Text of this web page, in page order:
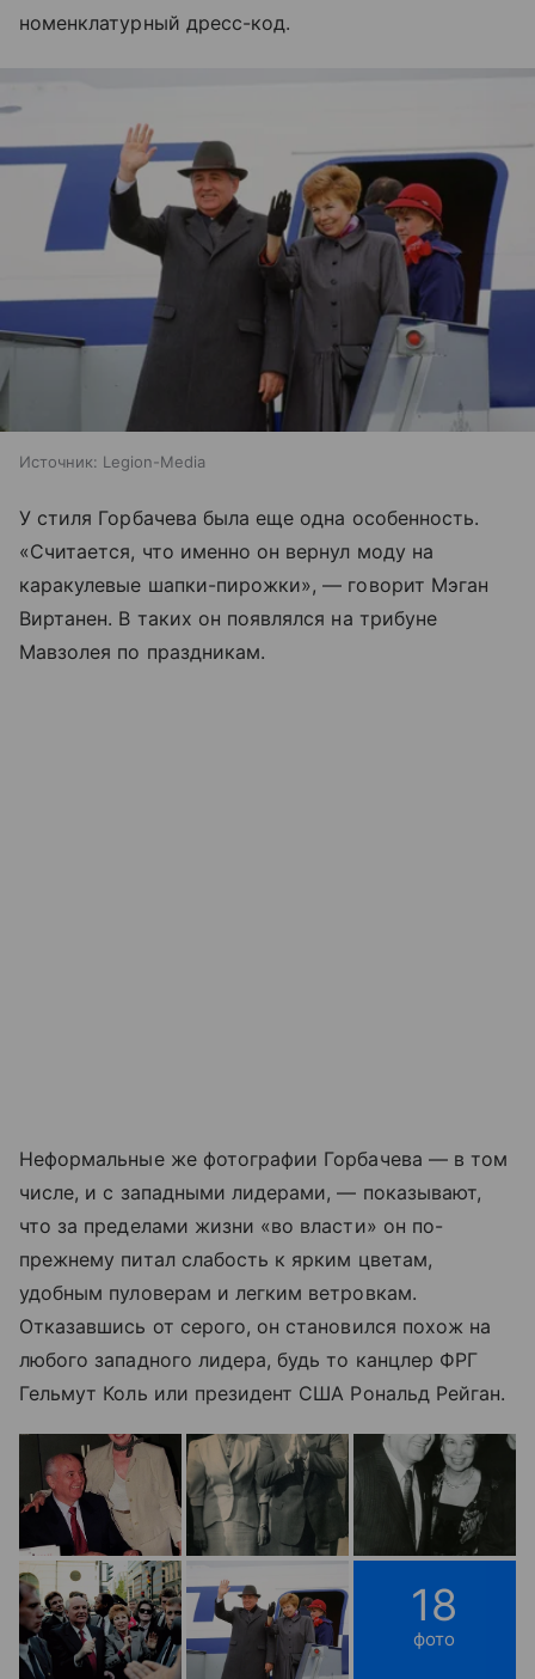
номенклатурный дресс-код.
Источник: Legion-Media
У стиля Горбачева была еще одна особенность.
«Считается, что именно он вернул моду на
каракулевые шапки-пирожки», — говорит Мэган
Виртанен. В таких он появлялся на трибуне
Мавзолея по праздникам.
Неформальные же фотографии Горбачева — в том
числе, и с западными лидерами, — показывают,
что за пределами жизни «во власти» он по-
прежнему питал слабость к ярким цветам,
удобным пуловерам и легким ветровкам.
Отказавшись от серого, он становился похож на
любого западного лидера, будь то канцлер ФРГ
Гельмут Коль или президент США Рональд Рейган.
18
фото